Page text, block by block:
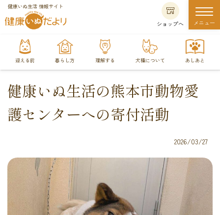
健康いぬ生活 情報サイト
ショップへ メニュー
迎える前 暮らし方 理解する 犬種について あしあと
健康いぬ生活の熊本市動物愛
護センターへの寄付活動
2026/03/27